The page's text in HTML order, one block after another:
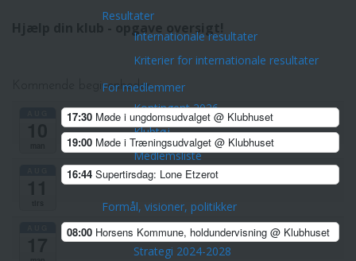
Resultater
Internationale resultater
Kriterier for internationale resultater
For medlemmer
Kontingent 2026
Klubtøj
Medlemsliste
Medlemsfordele
Formål, visioner, politikker
Formål
Strategi 2024-2028
Hjælp din klub - opgave oversigt!
Kommende begivenheder
17:30 Møde i ungdomsudvalget @ Klubhuset
19:00 Møde i Træningsudvalget @ Klubhuset
16:44 Supertirsdag: Lone Etzerot
08:00 Horsens Kommune, holdundervisning @ Klubhuset